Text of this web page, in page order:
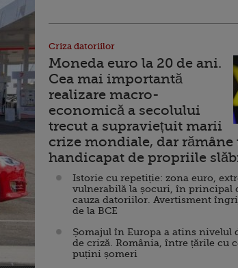
Criza datoriilor
Moneda euro la 20 de ani.
Cea mai importantă
realizare macro-
economică a secolului
trecut a supraviețuit marii
crize mondiale, dar rămâne
handicapat de propriile
Istorie cu repetiție: zona euro,
vulnerabilă la șocuri, în principal
cauza datoriilor. Avertisment
de la BCE
Șomajul în Europa a atins nivelul
de criză. România, între țările cu
puțini șomeri